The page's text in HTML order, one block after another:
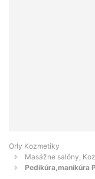
Orly Kozmetiky
Masážne salóny,
Pedikúra,manikúra